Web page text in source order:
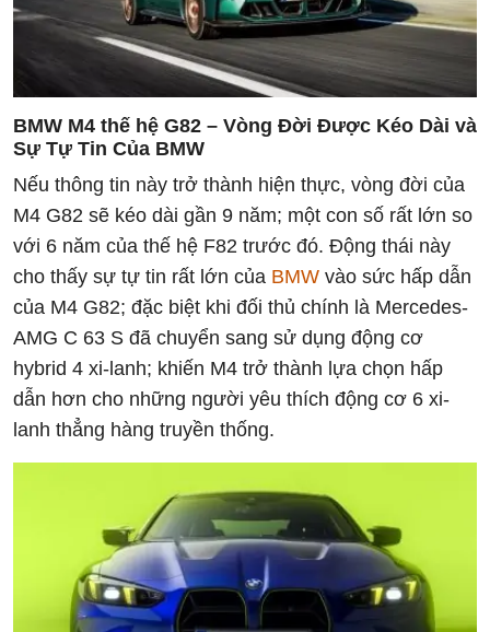
BMW M4 thế hệ G82 – Vòng Đời Được Kéo Dài và
Sự Tự Tin Của BMW
Nếu thông tin này trở thành hiện thực, vòng đời của
M4 G82 sẽ kéo dài gần 9 năm; một con số rất lớn so
với 6 năm của thế hệ F82 trước đó. Động thái này
cho thấy sự tự tin rất lớn của BMW vào sức hấp dẫn
của M4 G82; đặc biệt khi đối thủ chính là Mercedes-
AMG C 63 S đã chuyển sang sử dụng động cơ
hybrid 4 xi-lanh; khiến M4 trở thành lựa chọn hấp
dẫn hơn cho những người yêu thích động cơ 6 xi-
lanh thẳng hàng truyền thống.